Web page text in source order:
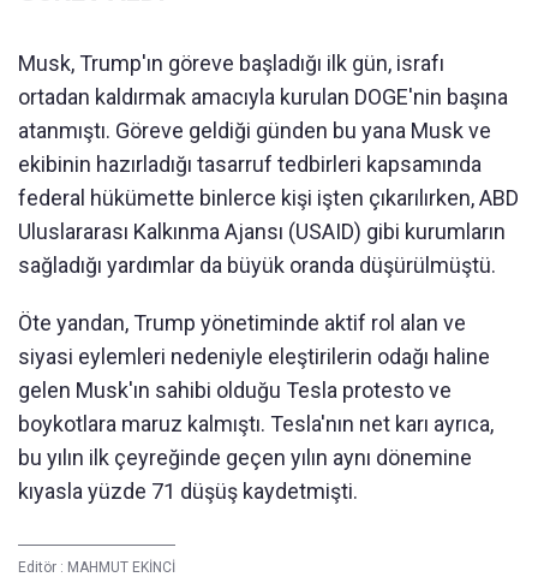
Musk, Trump'ın göreve başladığı ilk gün, israfı
ortadan kaldırmak amacıyla kurulan DOGE'nin başına
atanmıştı. Göreve geldiği günden bu yana Musk ve
ekibinin hazırladığı tasarruf tedbirleri kapsamında
federal hükümette binlerce kişi işten çıkarılırken, ABD
Uluslararası Kalkınma Ajansı (USAID) gibi kurumların
sağladığı yardımlar da büyük oranda düşürülmüştü.
Öte yandan, Trump yönetiminde aktif rol alan ve
siyasi eylemleri nedeniyle eleştirilerin odağı haline
gelen Musk'ın sahibi olduğu Tesla protesto ve
boykotlara maruz kalmıştı. Tesla'nın net karı ayrıca,
bu yılın ilk çeyreğinde geçen yılın aynı dönemine
kıyasla yüzde 71 düşüş kaydetmişti.
Editör : MAHMUT EKİNCİ